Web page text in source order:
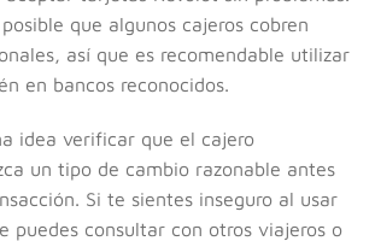
que algunos cajeros cobren
así que es recomendable utilizar
en bancos reconocidos.
idea verificar que el cajero
un tipo de cambio razonable antes
Si te sientes inseguro al usar
puedes consultar con otros viajeros o